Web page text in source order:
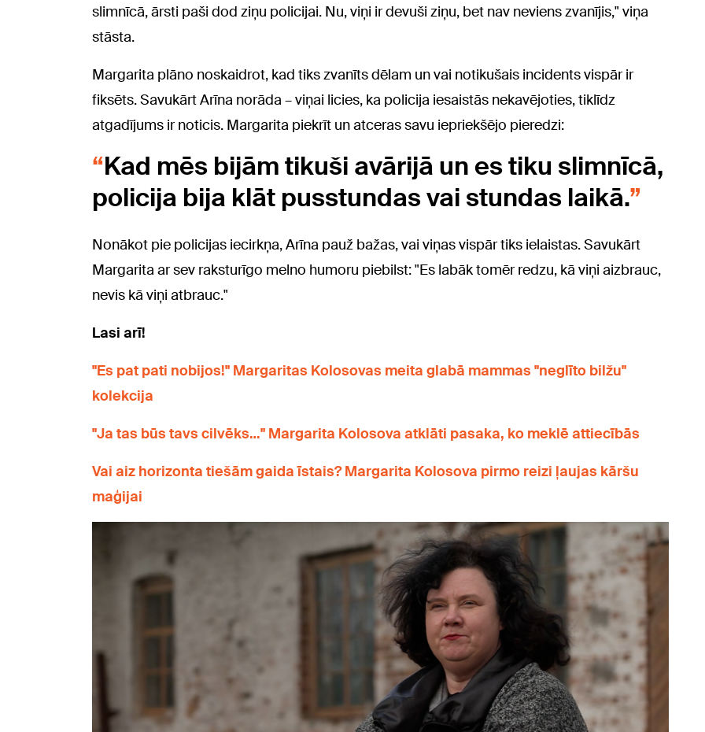
slimnīcā, ārsti paši dod ziņu policijai. Nu, viņi ir devuši ziņu, bet nav neviens zvanījis," viņa
stāsta.
Margarita plāno noskaidrot, kad tiks zvanīts dēlam un vai notikušais incidents vispār ir
fiksēts. Savukārt Arīna norāda – viņai licies, ka policija iesaistās nekavējoties, tiklīdz
atgadījums ir noticis. Margarita piekrīt un atceras savu iepriekšējo pieredzi:
Kad mēs bijām tikuši avārijā un es tiku slimnīcā,
policija bija klāt pusstundas vai stundas laikā.
Nonākot pie policijas iecirkņa, Arīna pauž bažas, vai viņas vispār tiks ielaistas. Savukārt
Margarita ar sev raksturīgo melno humoru piebilst: "Es labāk tomēr redzu, kā viņi aizbrauc,
nevis kā viņi atbrauc."
Lasi arī!
"Es pat pati nobijos!" Margaritas Kolosovas meita glabā mammas "neglīto bilžu"
kolekcija
"Ja tas būs tavs cilvēks…" Margarita Kolosova atklāti pasaka, ko meklē attiecībās
Vai aiz horizonta tiešām gaida īstais? Margarita Kolosova pirmo reizi ļaujas kāršu
maģijai